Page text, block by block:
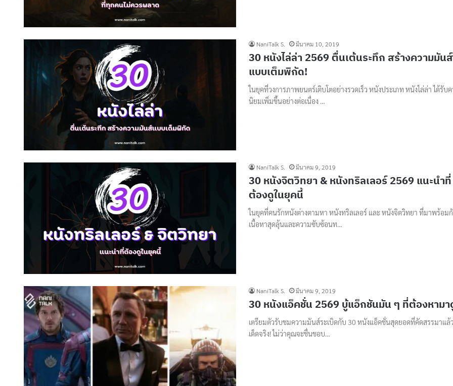
NaniTalk S. มีนาคม 10, 2019
30 หนังไล่ล่า 2569 ตื่นเต้นระทึก สร้างความมันส์
แบบเต็มพิกัด!
ในยุคที่วงการภาพยนตร์เติบโตอย่างรวดเร็ว หนังประเภท หนังไล่ล่า ได้รับ
นิยมเพิ่มขึ้นอย่างต่อเนื่อง …
NaniTalk S. มีนาคม 9, 2019
30 หนังจิตวิทยา & หนังทริลเลอร์ 2569 แนะนำที่
ต้องดูในยุคนี้
ในยุคที่คนรักหนังต่างตามหา หนังทริลเลอร์ และ หนังจิตวิทยา ที่มาพร้อม
เนื้อหาสุดลุ้นและความซับซ้อนท…
NaniTalk S. มีนาคม 9, 2019
30 หนังแอ็คชั่น 2569 บู้แอ็กชันมัน ๆ ที่ต้องหามา
เตรียมตัวรับชมความมันส์ระเบิดกับ 30 หนังแอ็คชั่นสุดยอดที่คัดสรรมาแล้
เด็ดจริง! ไม่ว่าคุณจะชื่นชอบ…